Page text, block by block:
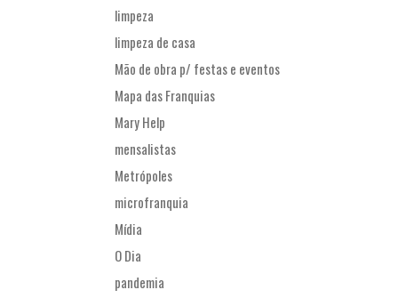
limpeza
limpeza de casa
Mão de obra p/ festas e eventos
Mapa das Franquias
Mary Help
mensalistas
Metrópoles
microfranquia
Mídia
O Dia
pandemia